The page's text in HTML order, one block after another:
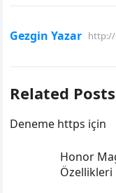
Gezgin Yazar http://
Related Posts
Deneme https için
Honor
Özellikleri